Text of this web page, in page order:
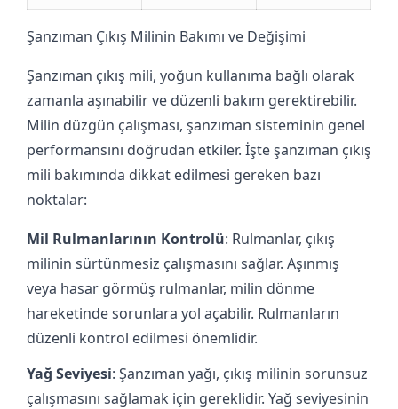
Şanzıman Çıkış Milinin Bakımı ve Değişimi
Şanzıman çıkış mili, yoğun kullanıma bağlı olarak
zamanla aşınabilir ve düzenli bakım gerektirebilir.
Milin düzgün çalışması, şanzıman sisteminin genel
performansını doğrudan etkiler. İşte şanzıman çıkış
mili bakımında dikkat edilmesi gereken bazı
noktalar:
Mil Rulmanlarının Kontrolü: Rulmanlar, çıkış
milinin sürtünmesiz çalışmasını sağlar. Aşınmış
veya hasar görmüş rulmanlar, milin dönme
hareketinde sorunlara yol açabilir. Rulmanların
düzenli kontrol edilmesi önemlidir.
Yağ Seviyesi: Şanzıman yağı, çıkış milinin sorunsuz
çalışmasını sağlamak için gereklidir. Yağ seviyesinin